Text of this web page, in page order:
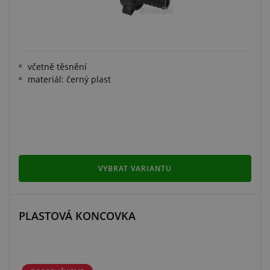
včetně těsnění
materiál: černý plast
VYBRAT VARIANTU
PLASTOVÁ KONCOVKA